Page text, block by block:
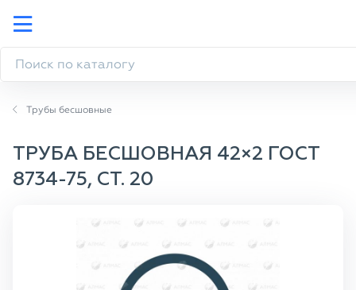
Трубы бесшовные
ТРУБА БЕСШОВНАЯ 42×2 ГОСТ
8734-75, СТ. 20